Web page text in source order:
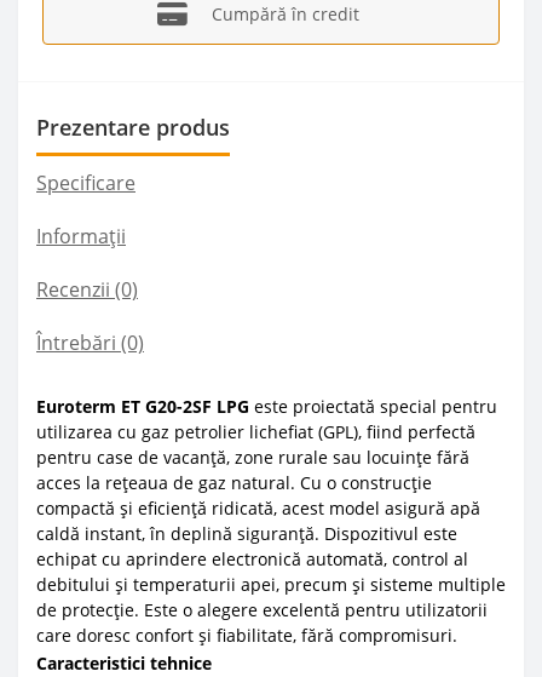
Cumpără în credit
Prezentare produs
Specificare
Informații
Recenzii (0)
Întrebări (0)
Euroterm ET G20-2SF LPG este proiectată special pentru
utilizarea cu gaz petrolier lichefiat (GPL), fiind perfectă
pentru case de vacanță, zone rurale sau locuințe fără
acces la rețeaua de gaz natural. Cu o construcție
compactă și eficiență ridicată, acest model asigură apă
caldă instant, în deplină siguranță. Dispozitivul este
echipat cu aprindere electronică automată, control al
debitului și temperaturii apei, precum și sisteme multiple
de protecție. Este o alegere excelentă pentru utilizatorii
care doresc confort și fiabilitate, fără compromisuri.
Caracteristici tehnice